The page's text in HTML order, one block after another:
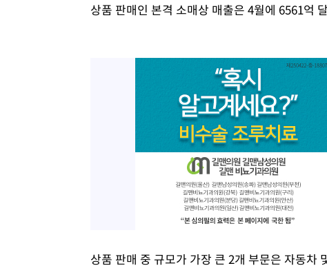
상품 판매인 본격 소매상 매출은 4월에 6561억
상품 판매 중 규모가 가장 큰 2개 부문은 자동차